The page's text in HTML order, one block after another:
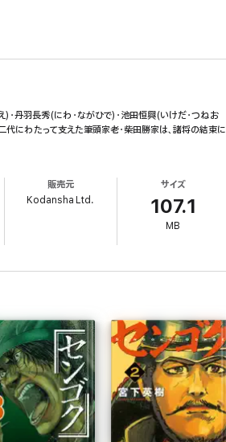
丹羽長秀(にわ・ながひで)・池田恒興(いけだ・つねお
にわたって支えた筆頭家老・柴田勝家は、諸将の結束に
販売元
Kodansha Ltd.
サイズ
107.1
MB